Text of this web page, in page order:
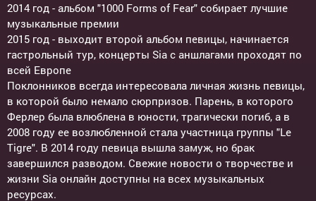
2014 год - альбом "1000 Forms of Fear" собирает лучшие
музыкальные премии
2015 год - выходит второй альбом певицы, начинается
гастрольный тур, концерты Sia с аншлагами проходят по
всей Европе
Поклонников всегда интересовала личная жизнь певицы,
в которой было немало сюрпризов. Парень, в которого
Ферлер была влюблена в юности, трагически погиб, а в
2008 году ее возлюбленной стала участница группы "Le
Tigre". В 2014 году певица вышла замуж, но брак
завершился разводом. Свежие новости о творчестве и
жизни Sia онлайн доступны на всех музыкальных
ресурсах.